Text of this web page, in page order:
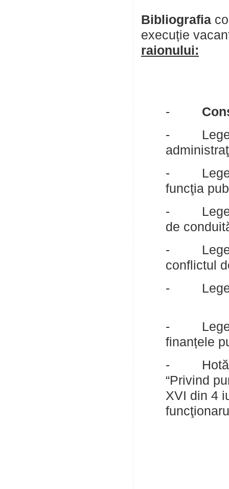
Bibliografia
execuție
raionului:
-
- Legea
- Legea
funcţia
- Legea
de
- Legea
conflictul
- Legea
- Legea
finanțele
-
“Privind
XVI din 4